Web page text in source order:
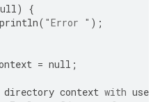
)
{
println( "Error " );
= null ;
directory context with